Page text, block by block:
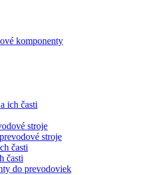
ich časti
stroje
stroje
časti
časti
do prevodoviek